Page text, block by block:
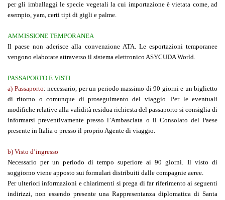
per gli imballaggi le specie vegetali la cui importazione è vietata come, ad
esempio, yam, certi tipi di gigli e palme.
AMMISSIONE TEMPORANEA
Il paese non aderisce alla convenzione ATA. Le esportazioni temporanee
vengono elaborate attraverso il sistema elettronico ASYCUDA World.
PASSAPORTO E VISTI
a) Passaporto: necessario, per un periodo massimo di 90 giorni e un biglietto
di ritorno o comunque di proseguimento del viaggio. Per le eventuali
modifiche relative alla validità residua richiesta del passaporto si consiglia di
informarsi preventivamente presso l’Ambasciata o il Consolato del Paese
presente in Italia o presso il proprio Agente di viaggio.
b) Visto d’ingresso
Necessario per un periodo di tempo superiore ai 90 giorni. Il visto di
soggiorno viene apposto sui formulari distribuiti dalle compagnie aeree.
Per ulteriori informazioni e chiarimenti si prega di far riferimento ai seguenti
indirizzi, non essendo presente una Rappresentanza diplomatica di Santa